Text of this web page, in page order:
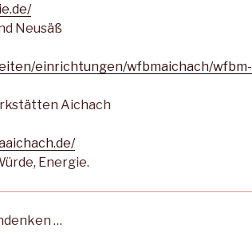
Neusäß
einrichtungen/wfbmaichach/wfbm-
Aichach
Energie.
…